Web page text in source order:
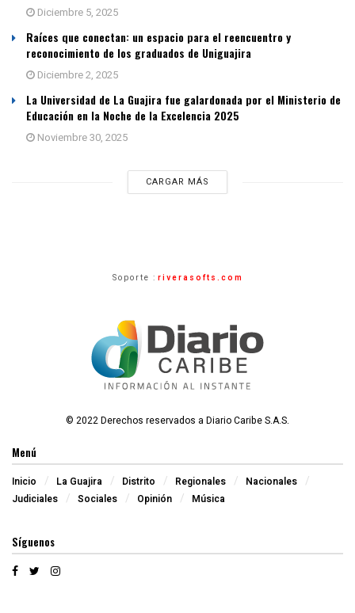
Diciembre 5, 2025
Raíces que conectan: un espacio para el reencuentro y
reconocimiento de los graduados de Uniguajira
Diciembre 2, 2025
La Universidad de La Guajira fue galardonada por el Ministerio de
Educación en la Noche de la Excelencia 2025
Noviembre 30, 2025
CARGAR MÁS
Soporte : riverasofts.com
© 2022 Derechos reservados a Diario Caribe S.A.S.
Menú
Inicio La Guajira Distrito Regionales
Nacionales
Judiciales
Sociales Opinión Música
Síguenos